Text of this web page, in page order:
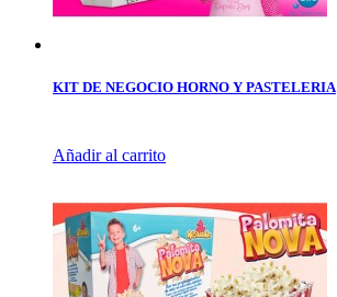
KIT DE NEGOCIO HORNO Y PASTELERIA
Añadir al carrito